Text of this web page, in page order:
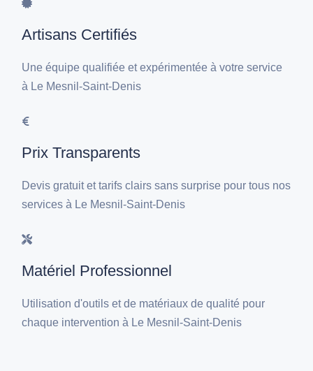
Artisans Certifiés
Une équipe qualifiée et expérimentée à votre service
à Le Mesnil-Saint-Denis
Prix Transparents
Devis gratuit et tarifs clairs sans surprise pour tous nos
services à Le Mesnil-Saint-Denis
Matériel Professionnel
Utilisation d'outils et de matériaux de qualité pour
chaque intervention à Le Mesnil-Saint-Denis